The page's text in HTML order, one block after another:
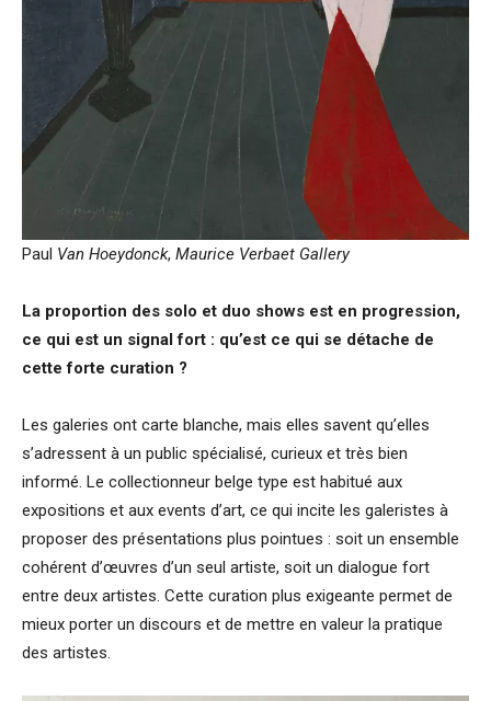
Paul Van Hoeydonck, Maurice Verbaet Gallery
La proportion des solo et duo shows est en progression,
ce qui est un signal fort : qu’est ce qui se détache de
cette forte curation ?
Les galeries ont carte blanche, mais elles savent qu’elles
s’adressent à un public spécialisé, curieux et très bien
informé. Le collectionneur belge type est habitué aux
expositions et aux events d’art, ce qui incite les galeristes à
proposer des présentations plus pointues : soit un ensemble
cohérent d’œuvres d’un seul artiste, soit un dialogue fort
entre deux artistes. Cette curation plus exigeante permet de
mieux porter un discours et de mettre en valeur la pratique
des artistes.